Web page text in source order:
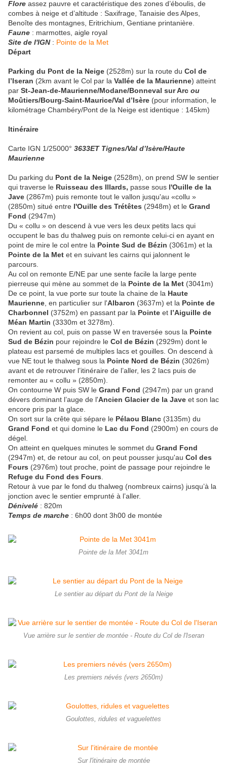
Flore assez pauvre et caractéristique des zones d’éboulis, de
combes à neige et d’altitude : Saxifrage, Tanaisie des Alpes,
Benoîte des montagnes, Eritrichium, Gentiane printanière.
Faune : marmottes, aigle royal
Site de l'IGN : Pointe de la Met
Départ
Parking du Pont de la Neige (2528m) sur la route du Col de
l’Iseran (2km avant le Col par la Vallée de la Maurienne) atteint
par St-Jean-de-Maurienne/Modane/Bonneval sur Arc ou
Moûtiers/Bourg-Saint-Maurice/Val d’Isère (pour information, le
kilométrage Chambéry/Pont de la Neige est identique : 145km)
Itinéraire
Carte IGN 1/25000° 3633ET Tignes/Val d’Isère/Haute
Maurienne
Du parking du Pont de la Neige (2528m), on prend SW le sentier
qui traverse le Ruisseau des Illards, passe sous l'Ouille de la
Jave (2867m) puis remonte tout le vallon jusqu'au «collu »
(2850m) situé entre l'Ouille des Trétêtes (2948m) et le Grand
Fond (2947m)
Du « collu » on descend à vue vers les deux petits lacs qui
occupent le bas du thalweg puis on remonte celui-ci en ayant en
point de mire le col entre la Pointe Sud de Bézin (3061m) et la
Pointe de la Met et en suivant les cairns qui jalonnent le
parcours.
Au col on remonte E/NE par une sente facile la large pente
pierreuse qui mène au sommet de la Pointe de la Met (3041m)
De ce point, la vue porte sur toute la chaine de la Haute
Maurienne , en particulier sur l'Albaron (3637m) et la Pointe de
Charbonnel (3752m) en passant par la Pointe et l’Aiguille de
Méan Martin (3330m et 3278m).
On revient au col, puis on passe W en traversée sous la Pointe
Sud de Bézin pour rejoindre le Col de Bézin (2929m) dont le
plateau est parsemé de multiples lacs et gouilles. On descend à
vue NE tout le thalweg sous la Pointe Nord de Bézin (3026m)
avant et de retrouver l’itinéraire de l’aller, les 2 lacs puis de
remonter au « collu » (2850m).
On contourne W puis SW le Grand Fond (2947m) par un grand
dévers dominant l’auge de l'Ancien Glacier de la Jave et son lac
encore pris par la glace.
On sort sur la crête qui sépare le Pélaou Blanc (3135m) du
Grand Fond et qui domine le Lac du Fond (2900m) en cours de
dégel.
On atteint en quelques minutes le sommet du Grand Fond
(2947m) et, de retour au col, on peut pousser jusqu'au Col des
Fours (2976m) tout proche, point de passage pour rejoindre le
Refuge du Fond des Fours
Retour à vue par le fond du thalweg (nombreux cairns) jusqu’à la
jonction avec le sentier emprunté à l’aller.
Dénivelé : 820m
Temps de marche : 6h00 dont 3h00 de montée
Pointe de la Met 3041m
Le sentier au départ du Pont de la Neige
Vue arrière sur le sentier de montée - Route du Col de l'Iseran
Les premiers névés (vers 2650m)
Goulottes, ridules et vaguelettes
Sur l'itinéraire de montée